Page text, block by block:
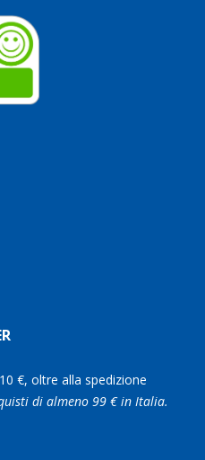
€, oltre alla spedizione
di almeno 99 € in Italia.